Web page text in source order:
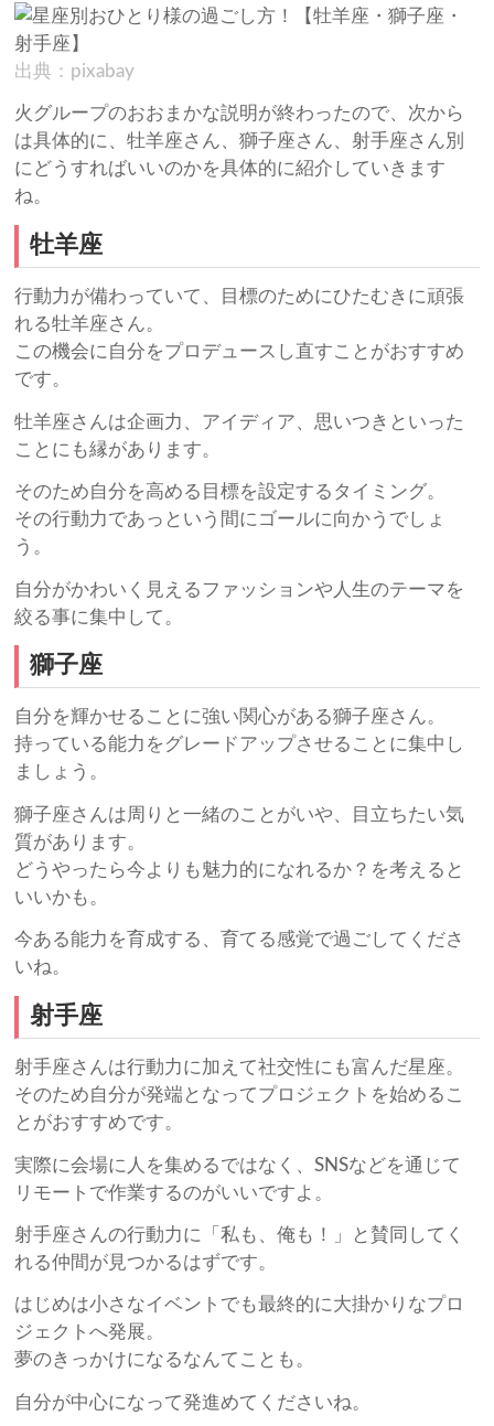
出典：pixabay
火グループのおおまかな説明が終わったので、次から
は具体的に、牡羊座さん、獅子座さん、射手座さん別
にどうすればいいのかを具体的に紹介していきます
ね。
牡羊座
行動力が備わっていて、目標のためにひたむきに頑張
れる牡羊座さん。
この機会に自分をプロデュースし直すことがおすすめ
です。
牡羊座さんは企画力、アイディア、思いつきといった
ことにも縁があります。
そのため自分を高める目標を設定するタイミング。
その行動力であっという間にゴールに向かうでしょ
う。
自分がかわいく見えるファッションや人生のテーマを
絞る事に集中して。
獅子座
自分を輝かせることに強い関心がある獅子座さん。
持っている能力をグレードアップさせることに集中し
ましょう。
獅子座さんは周りと一緒のことがいや、目立ちたい気
質があります。
どうやったら今よりも魅力的になれるか？を考えると
いいかも。
今ある能力を育成する、育てる感覚で過ごしてくださ
いね。
射手座
射手座さんは行動力に加えて社交性にも富んだ星座。
そのため自分が発端となってプロジェクトを始めるこ
とがおすすめです。
実際に会場に人を集めるではなく、SNSなどを通じて
リモートで作業するのがいいですよ。
射手座さんの行動力に「私も、俺も！」と賛同してく
れる仲間が見つかるはずです。
はじめは小さなイベントでも最終的に大掛かりなプロ
ジェクトへ発展。
夢のきっかけになるなんてことも。
自分が中心になって発進めてくださいね。